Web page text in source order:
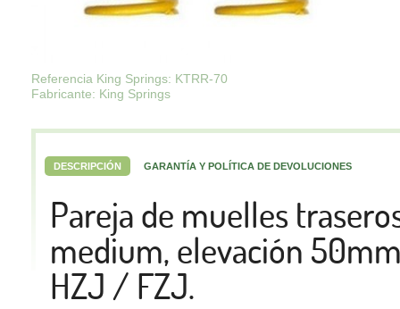
Referencia King Springs: KTRR-70
Fabricante: King Springs
DESCRIPCIÓN GARANTÍA Y POLÍTICA DE DEVOLUCIONES
Pareja de muelles
medium, elevación
HZJ / FZJ.